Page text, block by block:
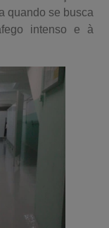
quando se busca
intenso e à